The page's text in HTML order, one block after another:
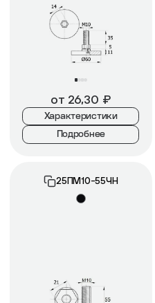
от 26,30 ₽
Характеристики
Подробнее
25ПМ10-55ЧН